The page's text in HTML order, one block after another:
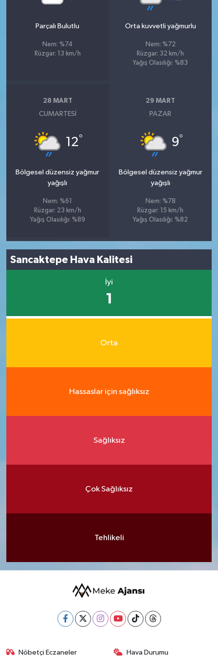
Parçalı Bulutlu
Nem: %74
Rüzgar: 13 km/h
Orta kuvvetli yağmurlu
Nem: %72
Rüzgar: 32 km/h
Yağış Olasılığı: %83
28 MART
CUMARTESI
12°
Bölgesel düzensiz yağmur
yağışlı
Nem: %61
Rüzgar: 23 km/h
Yağış Olasılığı: %89
29 MART
PAZAR
9°
Bölgesel düzensiz yağmur
yağışlı
Nem: %78
Rüzgar: 15 km/h
Yağış Olasılığı: %82
Sancaktepe Hava Kalitesi
İyi
1
Orta
Hassaslar için sağlıksız
Sağlıksız
Çok Sağlıksız
Tehlikeli
Nöbetçi Eczaneler Hava Durumu